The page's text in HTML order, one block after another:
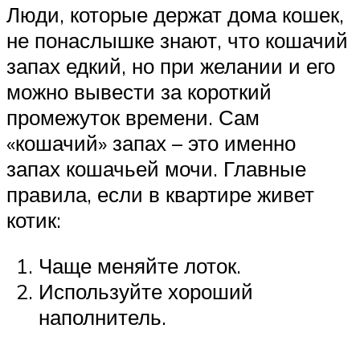
Люди, которые держат дома кошек,
не понаслышке знают, что кошачий
запах едкий, но при желании и его
можно вывести за короткий
промежуток времени. Сам
«кошачий» запах – это именно
запах кошачьей мочи. Главные
правила, если в квартире живет
котик:
Чаще меняйте лоток.
Используйте хороший
наполнитель.